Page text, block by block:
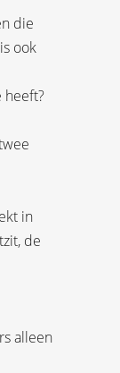
die
ook
heeft?
in
de
alleen